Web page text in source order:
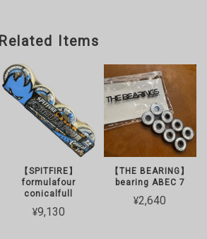
Related Items
【SPITFIRE】
formulafour
conicalfull
¥9,130
【THE BEARING】
bearing ABEC 7
¥2,640